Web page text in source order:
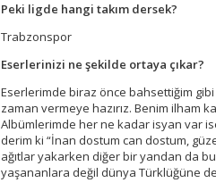
Peki ligde hangi takım dersek?
Trabzonspor
Eserlerinizi ne şekilde ortaya çıkar?
Eserlerimde biraz önce bahsettiğim
zaman vermeye hazırız. Benim ilham
Albümlerimde her ne kadar isyan var
derim ki “İnan dostum can dostum,
ağıtlar yakarken diğer bir yandan da
yaşananlara değil dünya Türklüğüne